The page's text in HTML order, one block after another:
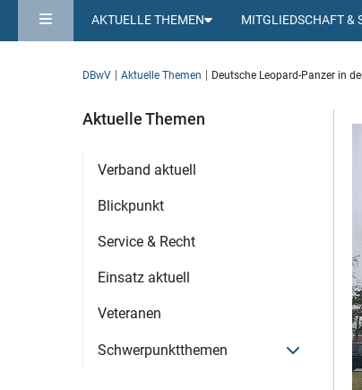
AKTUELLE THEMEN MITGLIEDSCHAFT &
DBwV Aktuelle Themen Deutsche Leopard-Panzer in
Aktuelle Themen
Verband aktuell
Blickpunkt
Service & Recht
Einsatz aktuell
Veteranen
Schwerpunktthemen Menü